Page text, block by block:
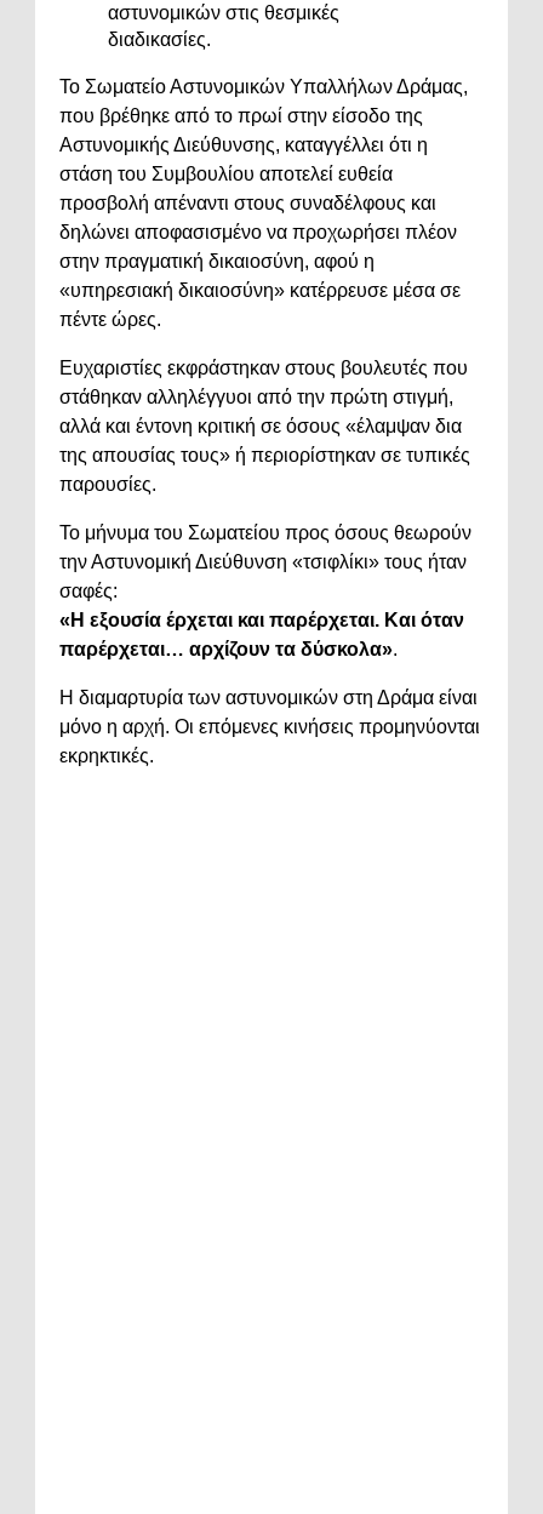
αστυνομικών στις θεσμικές
διαδικασίες.
Το Σωματείο Αστυνομικών Υπαλλήλων Δράμας,
που βρέθηκε από το πρωί στην είσοδο της
Αστυνομικής Διεύθυνσης, καταγγέλλει ότι η
στάση του Συμβουλίου αποτελεί ευθεία
προσβολή απέναντι στους συναδέλφους και
δηλώνει αποφασισμένο να προχωρήσει πλέον
στην πραγματική δικαιοσύνη, αφού η
«υπηρεσιακή δικαιοσύνη» κατέρρευσε μέσα σε
πέντε ώρες.
Ευχαριστίες εκφράστηκαν στους βουλευτές που
στάθηκαν αλληλέγγυοι από την πρώτη στιγμή,
αλλά και έντονη κριτική σε όσους «έλαμψαν δια
της απουσίας τους» ή περιορίστηκαν σε τυπικές
παρουσίες.
Το μήνυμα του Σωματείου προς όσους θεωρούν
την Αστυνομική Διεύθυνση «τσιφλίκι» τους ήταν
σαφές:
«Η εξουσία έρχεται και παρέρχεται. Και όταν
παρέρχεται… αρχίζουν τα δύσκολα».
Η διαμαρτυρία των αστυνομικών στη Δράμα είναι
μόνο η αρχή. Οι επόμενες κινήσεις προμηνύονται
εκρηκτικές.